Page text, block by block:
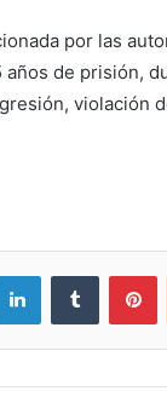
por las
años de prisión,
violación